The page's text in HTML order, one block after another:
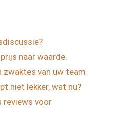
naar waarde.
zwaktes van uw team
niet lekker, wat nu?
reviews voor